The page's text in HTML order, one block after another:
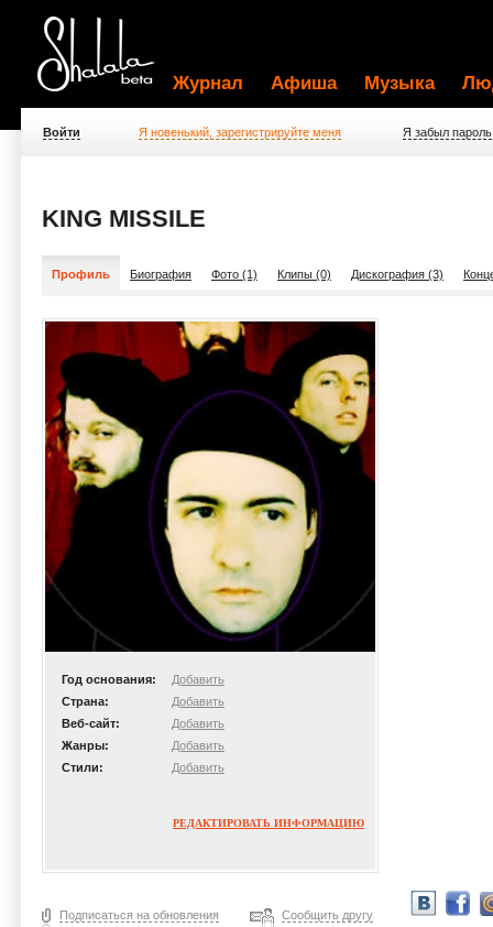
Журнал Афиша Музыка
Войти Я новенький, зарегистрируйте меня Я забыл пароль
KING MISSILE
Профиль Биография Фото (1) Клипы (0) Дискография (3)
Год основания:
Добавить
Страна:
Добавить
Веб-сайт:
Добавить
Жанры:
Добавить
Стили:
Добавить
РЕДАКТИРОВАТЬ ИНФОРМАЦИЮ
Подписаться на обновления Сообщить другу